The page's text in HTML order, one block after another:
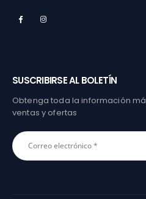
SUSCRIBIRSE AL BOLETÍN
Obtenga toda la información
ventas y ofertas